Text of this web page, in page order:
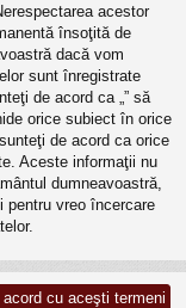
acestor
însoţită de
dacă vom
sunt înregistrate
de acord ca „” să
orice subiect în orice
de acord ca orice
Aceste informaţii nu
dumneavoastră,
pentru vreo încercare